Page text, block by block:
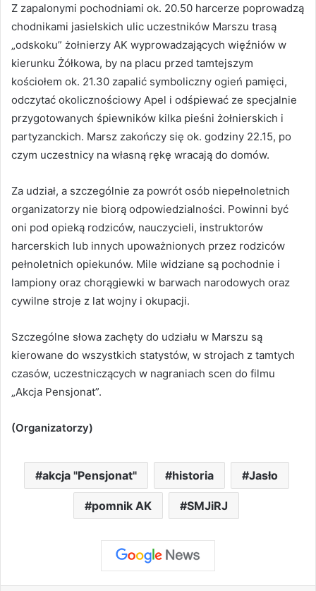
Z zapalonymi pochodniami ok. 20.50 harcerze poprowadzą
chodnikami jasielskich ulic uczestników Marszu trasą
„odskoku” żołnierzy AK wyprowadzających więźniów w
kierunku Żółkowa, by na placu przed tamtejszym
kościołem ok. 21.30 zapalić symboliczny ogień pamięci,
odczytać okolicznościowy Apel i odśpiewać ze specjalnie
przygotowanych śpiewników kilka pieśni żołnierskich i
partyzanckich. Marsz zakończy się ok. godziny 22.15, po
czym uczestnicy na własną rękę wracają do domów.
Za udział, a szczególnie za powrót osób niepełnoletnich
organizatorzy nie biorą odpowiedzialności. Powinni być
oni pod opieką rodziców, nauczycieli, instruktorów
harcerskich lub innych upoważnionych przez rodziców
pełnoletnich opiekunów. Mile widziane są pochodnie i
lampiony oraz chorągiewki w barwach narodowych oraz
cywilne stroje z lat wojny i okupacji.
Szczególne słowa zachęty do udziału w Marszu są
kierowane do wszystkich statystów, w strojach z tamtych
czasów, uczestniczących w nagraniach scen do filmu
„Akcja Pensjonat”.
(Organizatorzy)
akcja "Pensjonat" historia Jasło
pomnik AK SMJiRJ